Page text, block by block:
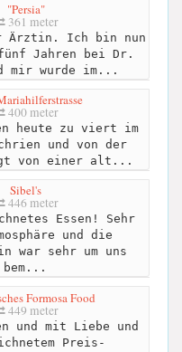
"Persia"
361 meter
Ärztin. Ich bin nun
Jahren bei Dr.
mir wurde im...
400 meter
heute zu viert im
und von der
von einer alt...
Sibel's
446 meter
Essen! Sehr
und die
war sehr um uns
bem...
Formosa Food
449 meter
und mit Liebe und
Preis-